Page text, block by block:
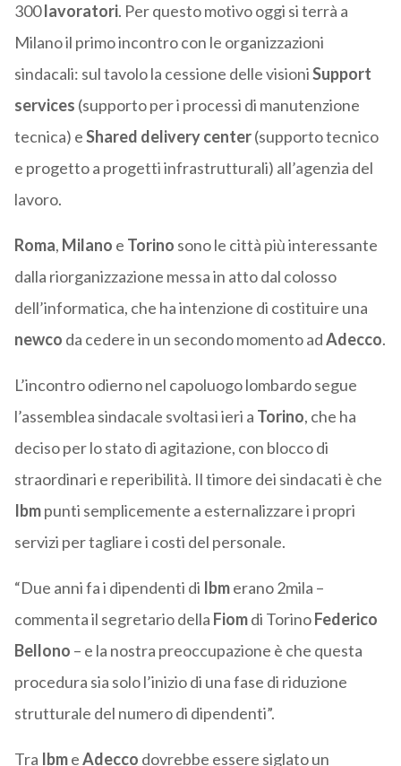
300lavoratori. Per questo motivo oggi si terrà a
Milano il primo incontro con le organizzazioni
sindacali: sul tavolo la cessione delle visioniSupport
services (supporto per i processi di manutenzione
tecnica) eShared deliverycenter(supporto tecnico
e progetto a progetti infrastrutturali) all’agenzia del
lavoro.
Roma, Milano e Torino sono le città più interessante
dalla riorganizzazione messa in atto dal colosso
dell’informatica, che ha intenzione di costituire una
newco da cedere in un secondo momento adAdecco.
L’incontro odierno nel capoluogo lombardo segue
l’assemblea sindacale svoltasi ieri a Torino, che ha
deciso per lo stato di agitazione, con blocco di
straordinari e reperibilità. Il timore dei sindacati è che
Ibmpunti semplicemente a esternalizzare i propri
servizi per tagliare i costi del personale.
“Due anni fa i dipendenti di Ibmerano 2mila –
commenta il segretario della Fiomdi TorinoFederico
Bellono – e la nostra preoccupazione è che questa
procedura sia solo l’inizio di una fase di riduzione
strutturale del numero di dipendenti”.
Tra IbmeAdecco dovrebbe essere siglato un